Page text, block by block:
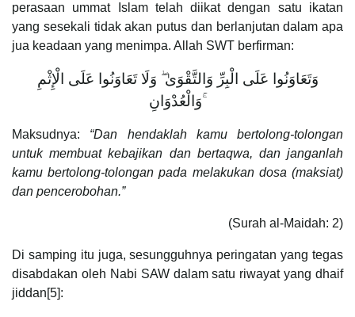
perasaan ummat Islam telah diikat dengan satu ikatan
yang sesekali tidak akan putus dan berlanjutan dalam apa
jua keadaan yang menimpa. Allah SWT berfirman:
وَتَعَاوَنُوا عَلَى الْبِرِّ وَالتَّقْوَىٰ ۖ وَلَا تَعَاوَنُوا عَلَى الْإِثْمِ
وَالْعُدْوَانِ ۚ
Maksudnya: “Dan hendaklah kamu bertolong-tolongan
untuk membuat kebajikan dan bertaqwa, dan janganlah
kamu bertolong-tolongan pada melakukan dosa (maksiat)
dan pencerobohan.”
(Surah al-Maidah: 2)
Di samping itu juga, sesungguhnya peringatan yang tegas
disabdakan oleh Nabi SAW dalam satu riwayat yang dhaif
jiddan[5]: